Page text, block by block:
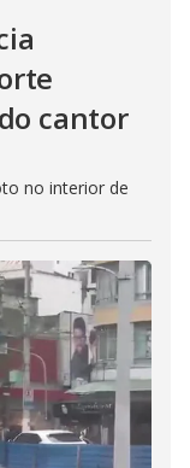
cantor
no interior de